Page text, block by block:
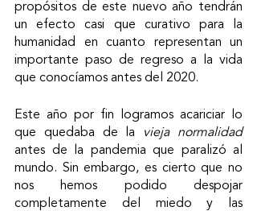
propósitos de este nuevo año tendrán
un efecto casi que curativo para la
humanidad en cuanto representan un
importante paso de regreso a la vida
que conocíamos antes del 2020.
Este año por fin logramos acariciar lo
que quedaba de la
vieja normalidad
antes de la pandemia que paralizó al
mundo. Sin embargo, es cierto que no
nos hemos podido despojar
completamente del miedo y las